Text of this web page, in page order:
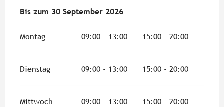
vom1 Mai 2026bis zum30 September 2026
Bis zum 30 September 2026
Montag 09:00 - 13:00 15:00 - 20:00
Dienstag 09:00 - 13:00 15:00 - 20:00
Mittwoch 09:00 - 13:00 15:00 - 20:00